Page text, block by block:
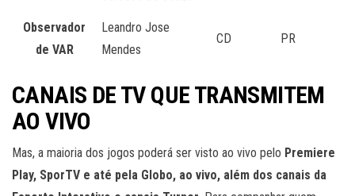
Observador
de VAR
Leandro Jose
Mendes
CD PR
CANAIS DE TV QUE TRANSMITEM
AO VIVO
Mas, a maioria dos jogos poderá ser visto ao vivo pelo Premiere
Play, SporTV e até pela Globo, ao vivo, além dos canais da